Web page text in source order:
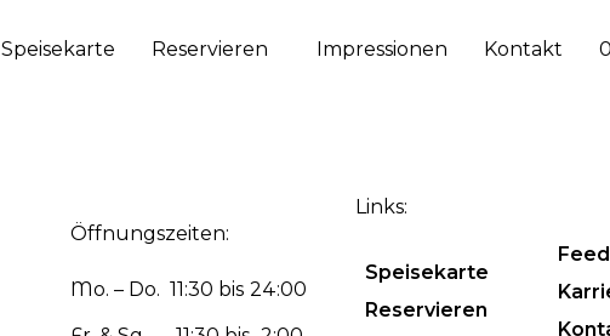
Speisekarte Reservieren Impressionen Kontakt
Öffnungszeiten:
Mo. – Do. 11:30 bis 24:00
Links:
Speisekarte
Reservieren